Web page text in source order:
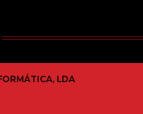
LDA